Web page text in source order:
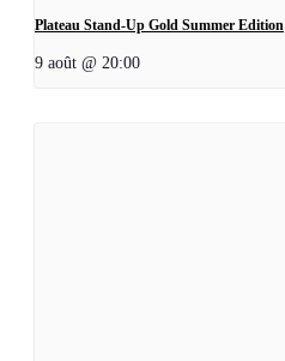
Plateau Stand-Up Gold Summer Edition
9 août @ 20:00